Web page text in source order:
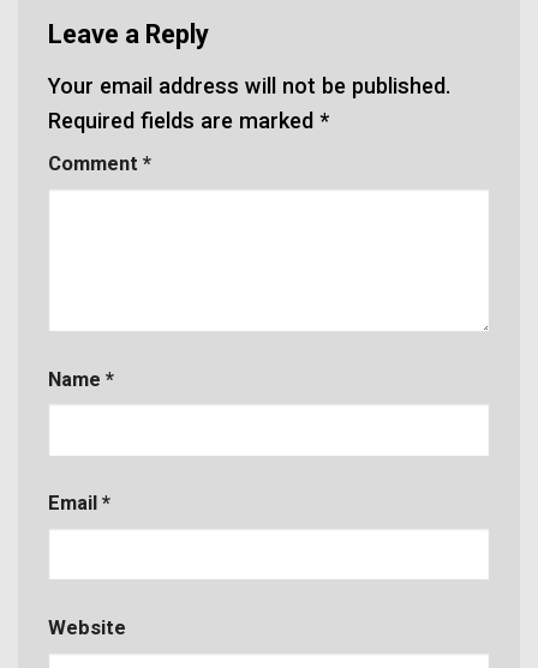
Leave a Reply
Your email address will not be published.
Required fields are marked *
Comment *
Name *
Email *
Website